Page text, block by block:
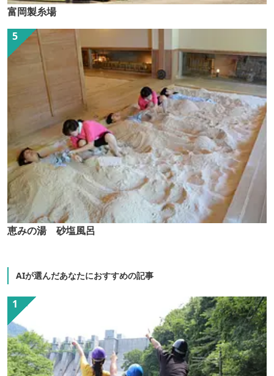
富岡製糸場
恵みの湯 砂塩風呂
AIが選んだあなたにおすすめの記事